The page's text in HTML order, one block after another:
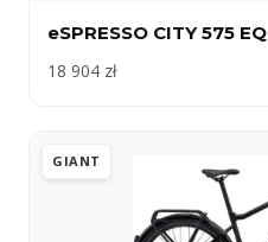
eSPRESSO CITY 575 EQ
18 904 zł
GIANT